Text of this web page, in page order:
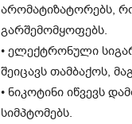
არომატიზატორებს,
გარშემომყოფებს.
• ელექტრონული
შეიცავს თამბაქოს,
• ნიკოტინი იწვევს
სიმპტომებს.